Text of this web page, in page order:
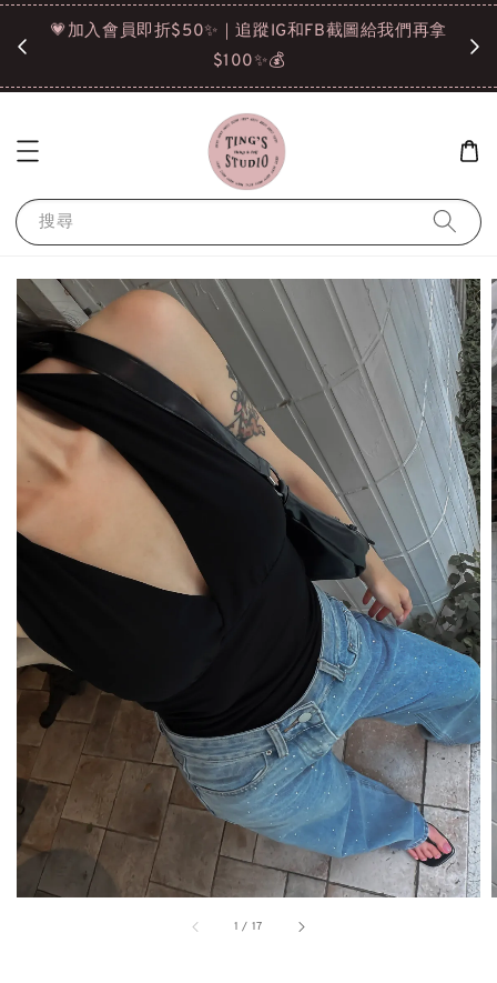
選
💗加入會員即折$50✨｜追蹤IG和FB截圖給我們再拿
$100✨💰
搜尋
1 / 17